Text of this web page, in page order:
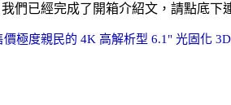
們已經完成了開箱介紹文，請點底下
價極度親民的 4K 高解析型 6.1" 光固化